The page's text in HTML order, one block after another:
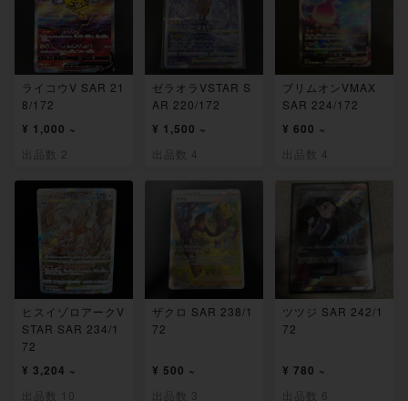
ライコウV SAR 21
8/172
¥ 1,000 ~
出品数 2
ゼラオラVSTAR S
AR 220/172
¥ 1,500 ~
出品数 4
ブリムオンVMAX
SAR 224/172
¥ 600 ~
出品数 4
ヒスイゾロアークV
STAR SAR 234/1
72
¥ 3,204 ~
出品数 10
ザクロ SAR 238/1
72
¥ 500 ~
出品数 3
ツツジ SAR 242/1
72
¥ 780 ~
出品数 6